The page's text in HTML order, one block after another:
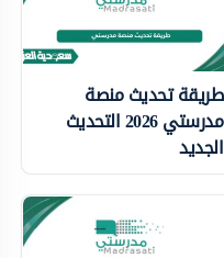
طريقة تحديث منصة
مدرستي 2026 التحديث
الجديد